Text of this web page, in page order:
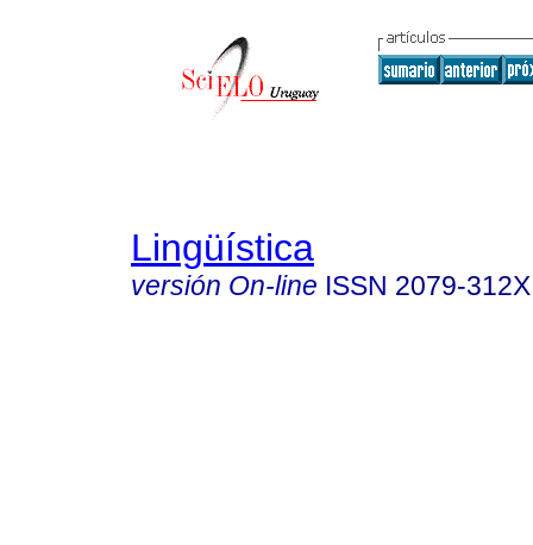
Lingüística
versión On-line ISSN 2079-312X